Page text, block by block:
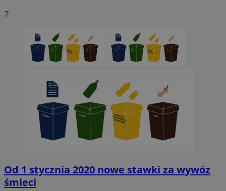
7
Od 1 stycznia 2020 nowe stawki za wywóz
śmieci